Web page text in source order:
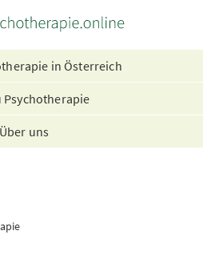
in Österreich
Psychotherapie
Über uns